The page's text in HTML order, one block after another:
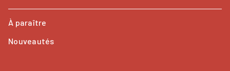
À paraître
Nouveautés